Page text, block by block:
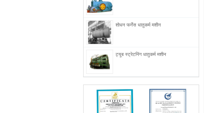
शोधन फर्नेस धातुकर्म मशीन
ट्यूब स्ट्रेटनिंग धातुकर्म मशीन